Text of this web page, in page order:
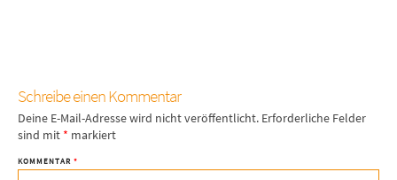
Schreibe einen Kommentar
Deine E-Mail-Adresse wird nicht veröffentlicht. Erforderliche Felder
sind mit * markiert
KOMMENTAR *